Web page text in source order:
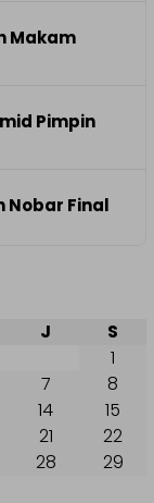
Makam
Pimpin
Nobar Final
J
S
1
7
8
14
15
21
22
28
29